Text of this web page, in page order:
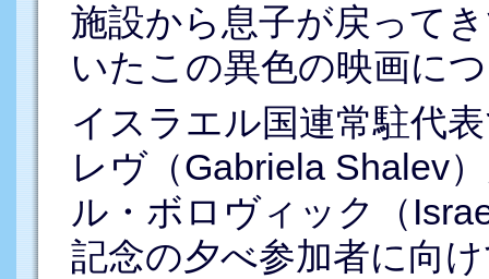
施設から息子が戻って
いたこの異色の映画に
イスラエル国連常駐代
レヴ（Gabriela Shalev
ル・ボロヴィック（
記念の夕べ参加者に向